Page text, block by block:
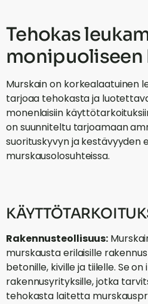
Tehokas
monipuoliseen
Murskain on korkealaatuinen
tarjoaa tehokasta ja
monenlaisiin
on suunniteltu tarjoamaan
suorituskyvyn ja kestävyyden
murskausolosuhteissa.
Rakennusteollisuus:
murskausta erilaisille
betonille, kiville ja tiilelle. Se
rakennusyrityksille, jotka
tehokasta laitetta